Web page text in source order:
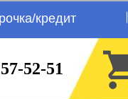
кредит
52-51